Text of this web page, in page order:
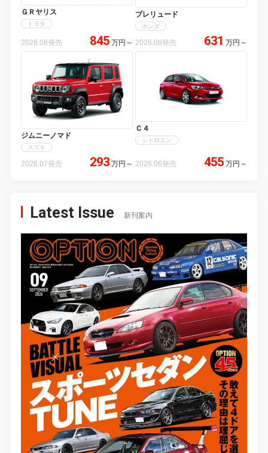
ＧＲヤリス
トヨタ
2026.08発売 845 万円 ～
プレリュード
ホンダ
2026.08発売 631 万円 ～
ジムニーノマド
スズキ
2026.07発売 293 万円 ～
Ｃ４
シトロエン
2026.06発売 455 万円 ～
Latest Issue 新刊案内